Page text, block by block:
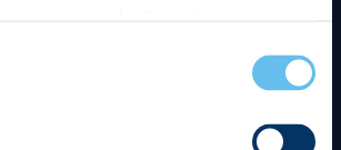
wijze. Je kunt je toestemming
en cookieverklaring pagina.